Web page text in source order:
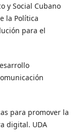
y Social Cubano
la Política
para el
para promover la
digital. UDA